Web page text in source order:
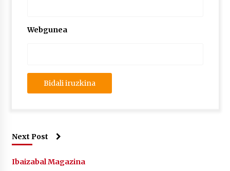
Webgunea
Next Post
Ibaizabal Magazina